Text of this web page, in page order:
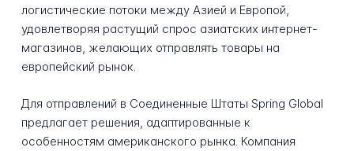
логистические потоки между Азией и Европой,
удовлетворяя растущий спрос азиатских интернет-
магазинов, желающих отправлять товары на
европейский рынок.
Для отправлений в Соединенные Штаты Spring Global
предлагает решения, адаптированные к
особенностям американского рынка. Компания